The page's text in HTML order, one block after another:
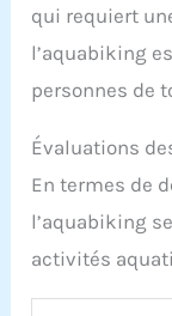
qui requiert
l’aquabiking
personnes de
Évaluations
En termes de
l’aquabiking
activités